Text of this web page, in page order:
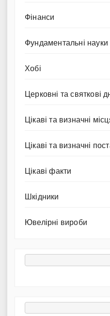
Фінанси
Фундаментальні науки
Хобі
Церковні та святкові
Цікаві та визначні
Цікаві та визначні
Цікаві факти
Шкідники
Ювелірні вироби